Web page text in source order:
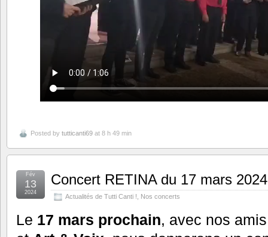
Posted by tutticanti69 at 8 h 49 min
Concert RETINA du 17 mars 2024
Actualités de Tutti Canti ! Nos concerts
Fév
13
2024
Le 17 mars prochain, avec nos